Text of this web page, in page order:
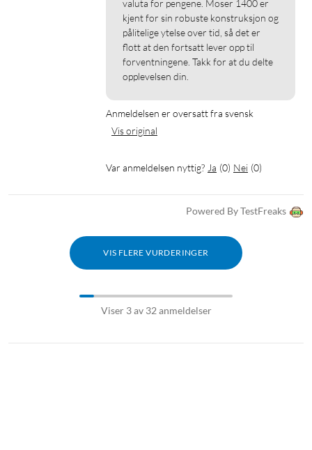
valuta for pengene. Moser 1400 er
kjent for sin robuste konstruksjon og
pålitelige ytelse over tid, så det er
flott at den fortsatt lever opp til
forventningene. Takk for at du delte
opplevelsen din.
Anmeldelsen er oversatt fra svensk
Vis original
Var anmeldelsen nyttig? Ja (0) Nei (0)
Powered By TestFreaks
VIS FLERE VURDERINGER
Viser 3 av 32 anmeldelser